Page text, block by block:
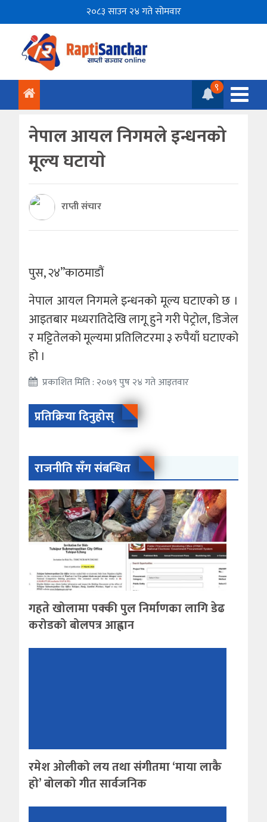
२०८३ साउन २४ गते सोमवार
९
नेपाल आयल निगमले इन्धनको
मूल्य घटायाे
राप्ती संचार
पुस, २४”काठमाडौं
नेपाल आयल निगमले इन्धनको मूल्य घटाएको छ ।
आइतबार मध्यरातिदेखि लागू हुने गरी पेट्रोल, डिजेल
र मट्टितेलको मूल्यमा प्रतिलिटरमा ३ रुपैयाँ घटाएको
हो ।
प्रकाशित मिति : २०७९ पुष २४ गते आइतवार
प्रतिक्रिया दिनुहोस्
राजनीति सँग संबन्धित
गहते खोलामा पक्की पुल निर्माणका लागि डेढ
करोडको बोलपत्र आह्वान
रमेश ओलीको लय तथा संगीतमा ‘माया लाकै
हो’ बोलको गीत सार्वजनिक